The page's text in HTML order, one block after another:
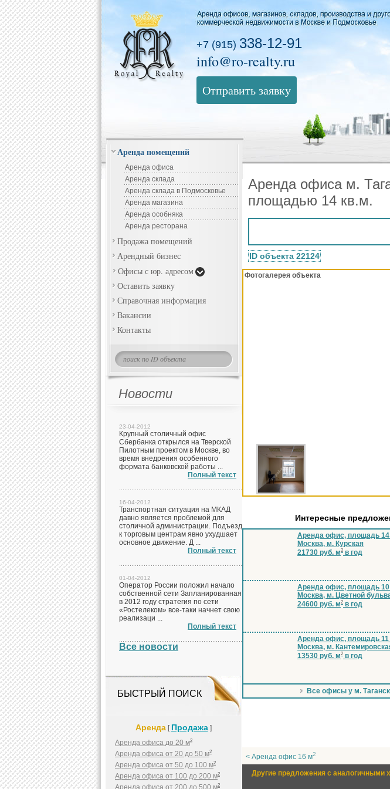
+7 (915) 338-12-91
info@ro-realty.ru
Отправить заявку
Аренда помещений
Аренда офиса
Аренда склада
Аренда склада в Подмосковье
Аренда магазина
Аренда особняка
Аренда ресторана
Продажа помещений
Арендный бизнес
Офисы с юр. адресом
Оставить заявку
Справочная информация
Вакансии
Контакты
Новости
23-04-2012
Крупный столичный офис
Сбербанка открылся на Тверской
Пилотным проектом в Москве, во
время внедрения особенного
формата банковской работы ...
Полный текст
16-04-2012
Транспортная ситуация на МКАД
давно является проблемой для
столичной администрации. Подъезд
к торговым центрам явно ухудшает
основное движение. Д ...
Полный текст
01-04-2012
Оператор России положил начало
собственной сети Запланированная
в 2012 году стратегия по сети
«Ростелеком» все-таки начнет свою
реализаци ...
Полный текст
Все новости
БЫСТРЫЙ ПОИСК
Аренда[ Продажа]
Аренда офиса до 20 м2
Аренда офиса от 20 до 50 м2
Аренда офиса от 50 до 100 м2
Аренда офиса от 100 до 200 м2
Аренда офиса от 200 до 500 м2
Аренда офиса м.
площадью 14 кв.м.
ID объекта 22124
Фотогалерея объекта
Интересные
Аренда офис, площадь 14
Москва, м. Курская
21730 руб. м2 в год
Аренда офис, площадь 10
Москва, м. Цветной
24600 руб. м2 в год
Аренда офис, площадь 11
Москва, м.
13530 руб. м2 в год
Все офисы у м.
< Аренда офис 16 м2
Другие предложения с аналогичными